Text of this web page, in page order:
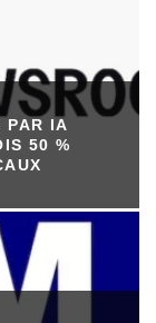
PAR IA
50 %